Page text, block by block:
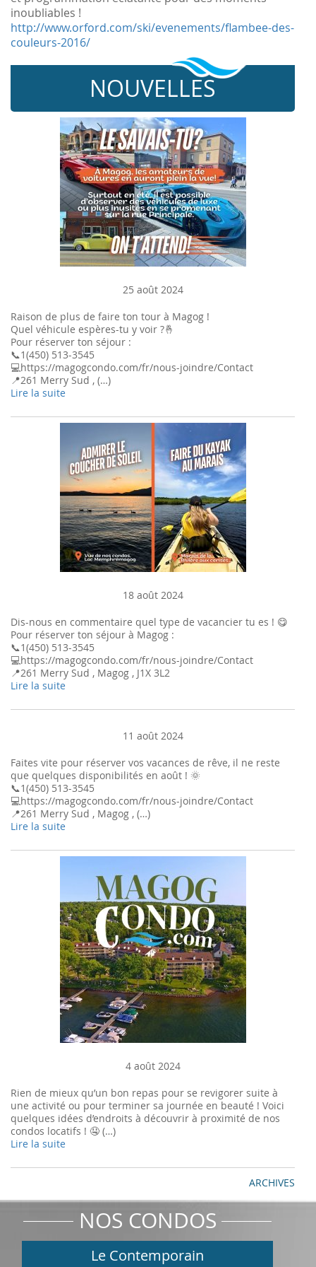
inoubliables !
http://www.orford.com/ski/evenements/flambee-des-
couleurs-2016/
NOUVELLES
25 août 2024
Raison de plus de faire ton tour à Magog !
Quel véhicule espères-tu y voir ?🤞
Pour réserver ton séjour :
📞1(450) 513-3545
💻https://magogcondo.com/fr/nous-joindre/Contact
📍261 Merry Sud , (…)
Lire la suite
18 août 2024
Dis-nous en commentaire quel type de vacancier tu es ! 😋
Pour réserver ton séjour à Magog :
📞1(450) 513-3545
💻https://magogcondo.com/fr/nous-joindre/Contact
📍261 Merry Sud , Magog , J1X 3L2
Lire la suite
11 août 2024
Faites vite pour réserver vos vacances de rêve, il ne reste
que quelques disponibilités en août ! 🌞
📞1(450) 513-3545
💻https://magogcondo.com/fr/nous-joindre/Contact
📍261 Merry Sud , Magog , (…)
Lire la suite
4 août 2024
Rien de mieux qu’un bon repas pour se revigorer suite à
une activité ou pour terminer sa journée en beauté ! Voici
quelques idées d’endroits à découvrir à proximité de nos
condos locatifs ! 🤤 (…)
Lire la suite
ARCHIVES
NOS CONDOS
Le Contemporain